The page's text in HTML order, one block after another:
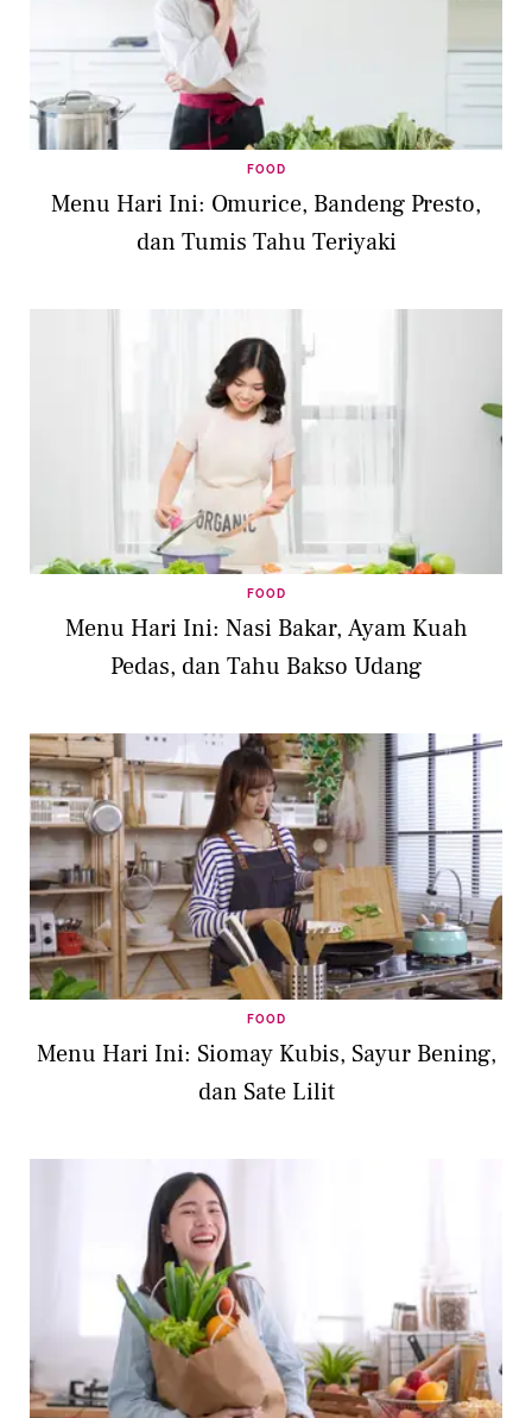
FOOD
Menu Hari Ini: Omurice, Bandeng Presto,
dan Tumis Tahu Teriyaki
FOOD
Menu Hari Ini: Nasi Bakar, Ayam Kuah
Pedas, dan Tahu Bakso Udang
FOOD
Menu Hari Ini: Siomay Kubis, Sayur Bening,
dan Sate Lilit